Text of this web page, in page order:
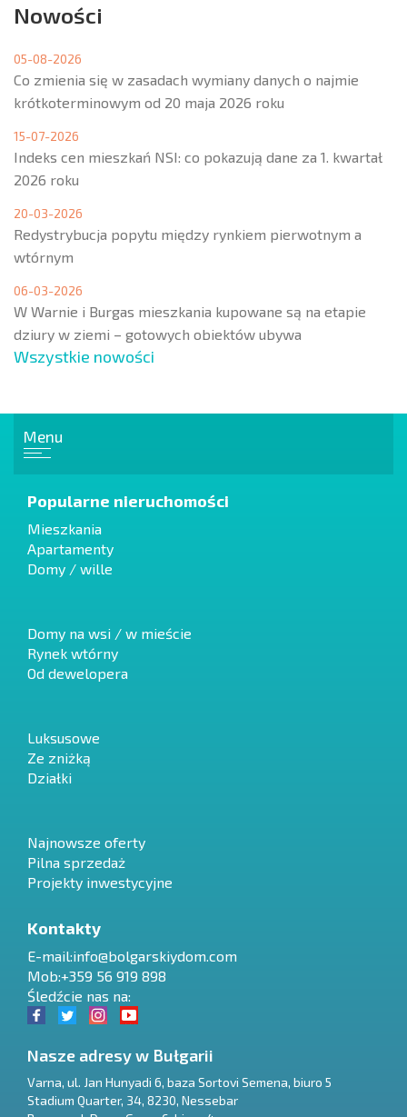
Nowości
05-08-2026
Co zmienia się w zasadach wymiany danych o najmie
krótkoterminowym od 20 maja 2026 roku
15-07-2026
Indeks cen mieszkań NSI: co pokazują dane za 1. kwartał
2026 roku
20-03-2026
Redystrybucja popytu między rynkiem pierwotnym a
wtórnym
06-03-2026
W Warnie i Burgas mieszkania kupowane są na etapie
dziury w ziemi – gotowych obiektów ubywa
Wszystkie nowości
Menu
Popularne nieruchomości
Mieszkania
Apartamenty
Domy / wille
Domy na wsi / w mieście
Rynek wtórny
Od dewelopera
Luksusowe
Ze zniżką
Działki
Najnowsze oferty
Pilna sprzedaż
Projekty inwestycyjne
Kontakty
E-mail:info@bolgarskiydom.com
Mob:+359 56 919 898
Śledźcie nas na:
Nasze adresy w Bułgarii
Varna, ul. Jan Hunyadi 6, baza Sortovi Semena, biuro 5
Stadium Quarter, 34, 8230, Nessebar